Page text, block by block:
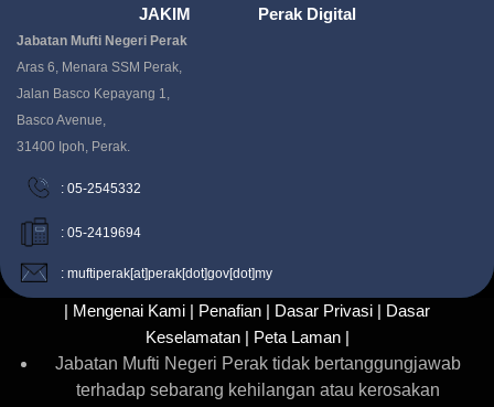
JAKIM
Perak Digital
Jabatan Mufti Negeri Perak
Aras 6, Menara SSM Perak,
Jalan Basco Kepayang 1,
Basco Avenue,
31400 Ipoh, Perak.
: 05-2545332
: 05-2419694
: muftiperak[at]perak[dot]gov[dot]my
| Mengenai Kami | Penafian | Dasar Privasi | Dasar
Keselamatan | Peta Laman |
Jabatan Mufti Negeri Perak tidak bertanggungjawab
terhadap sebarang kehilangan atau kerosakan